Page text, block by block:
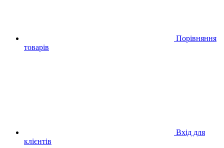
Порівняння
товарів
Вхід для
клієнтів